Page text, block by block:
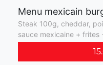
Menu mexicain
Steak 100g, cheddar,
sauce mexicaine + frites